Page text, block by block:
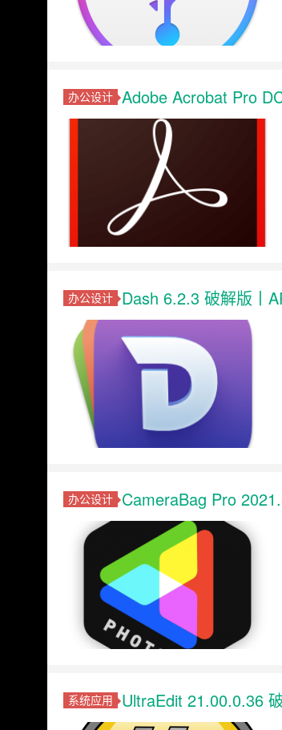
办公设计 Adobe Acrobat Pro
办公设计 Dash 6.2.3 破解版丨
办公设计 CameraBag Pro
系统应用 UltraEdit 21.00.0.36